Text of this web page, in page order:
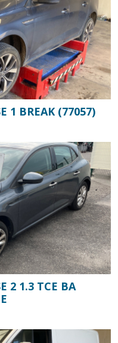
1 BREAK (77057)
2 1.3 TCE BA